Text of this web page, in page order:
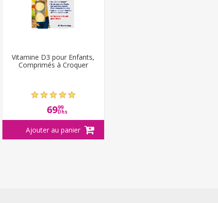
Vitamine D3 pour Enfants,
Comprimés à Croquer
6999
Dhs